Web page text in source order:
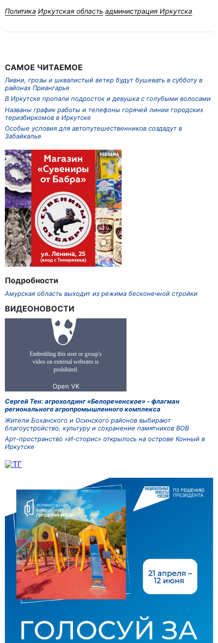
Политика Иркутская область администрация Иркутска
САМОЕ ЧИТАЕМОЕ
Ливни, грозы и шквалистый ветер будут бушевать в субботу в
районах Приангарья
В Иркутске пропали подросток и девушка с голубыми волосами
Названы график работы и телефоны горячей линии городских
теризбиркомов в Иркутске
Особые условия для автопутешественников создадут в
Забайкалье
Подробности
Амурская область выходит из режима бесконечной стройки
ВИДЕОНОВОСТИ
Сергей Тен: агрохолдинг «Белореченское» - флагман
регионального агропромышленного комплекса
Жители Боханского и Осинского районов выбирают
благоустройство, культуру и сохранение памятников ВОВ
Арт-пространство «И-сторис» открылось на острове Конный в
Иркутске